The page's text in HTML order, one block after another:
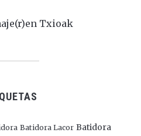
Txioak
Batidora Lacor Batidora